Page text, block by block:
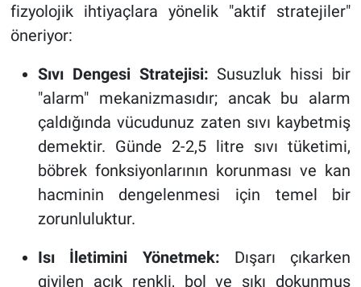
fizyolojik ihtiyaçlara yönelik "aktif stratejiler"
öneriyor:
Sıvı Dengesi Stratejisi: Susuzluk hissi bir
"alarm" mekanizmasıdır; ancak bu alarm
çaldığında vücudunuz zaten sıvı kaybetmiş
demektir. Günde 2-2,5 litre sıvı tüketimi,
böbrek fonksiyonlarının korunması ve kan
hacminin dengelenmesi için temel bir
zorunluluktur.
Isı İletimini Yönetmek: Dışarı çıkarken
giyilen açık renkli, bol ve sıkı dokunmuş